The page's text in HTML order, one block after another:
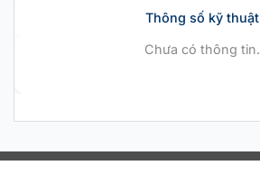
Thông số kỹ thuật
Chưa có thông tin.